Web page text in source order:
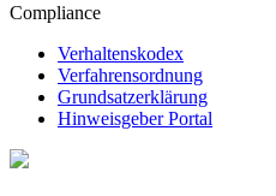
Compliance
Verhaltenskodex
Verfahrensordnung
Grundsatzerklärung
Hinweisgeber Portal